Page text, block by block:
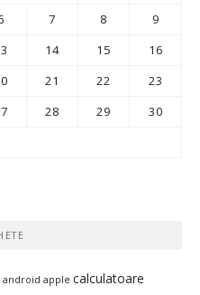
7 8
9
14 15
16
21 22
23
28 29
30
android apple calculatoare